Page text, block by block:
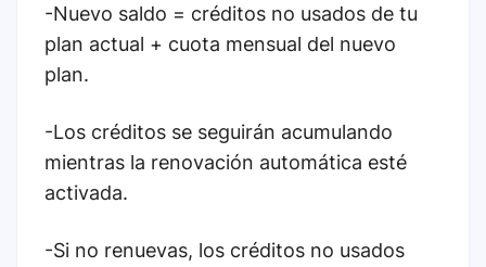
-Nuevo saldo = créditos no usados de tu
plan actual + cuota mensual del nuevo
plan.
-Los créditos se seguirán acumulando
mientras la renovación automática esté
activada.
-Si no renuevas, los créditos no usados